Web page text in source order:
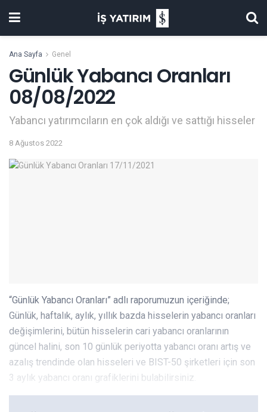
Ana Sayfa Genel
Günlük Yabancı Oranları
08/08/2022
Yabancı yatırımcıların en çok aldığı ve sattığı hisseler
8 Ağustos 2022
“Günlük Yabancı Oranları” adlı raporumuzun içeriğinde;
Günlük, haftalık, aylık, yıllık bazda hisselerin yabancı oranları
değişimlerini, bütün hisselerin cari yabancı oranlarının
güncel halini, son 10 günlük periyotta yabancı oranı artış ve
azalış trendinde olan hisseleri ve BIST-50 şirketleri için son
3 aylık yabancı oranı grafiklerini bulabilirsiniz.